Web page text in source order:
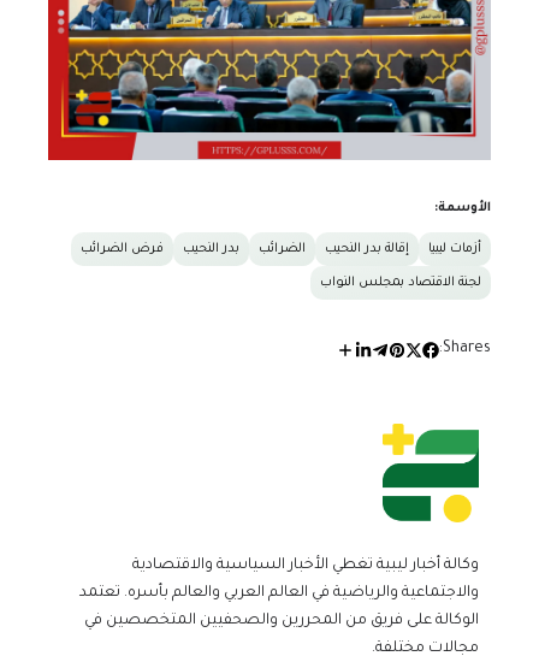
الأوسمة:
أزمات ليبيا إقالة بدر النحيب الضرائب بدر النحيب فرض الضرائب
لجنة الاقتصاد بمجلس النواب
Shares:
وكالة أخبار ليبية تغطي الأخبار السياسية والاقتصادية
والاجتماعية والرياضية في العالم العربي والعالم بأسره. تعتمد
الوكالة على فريق من المحررين والصحفيين المتخصصين في
مجالات مختلفة.